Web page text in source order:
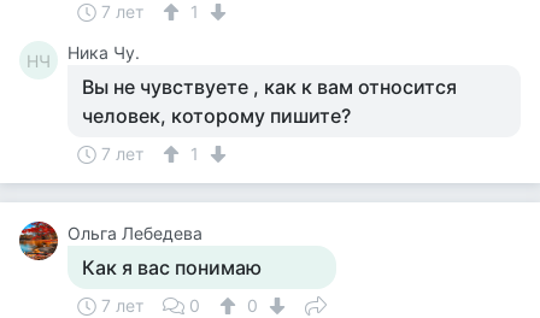
7 лет 1
НЧ Ника Чу.
Вы не чувствуете , как к вам относится
человек, которому пишите?
7 лет 1
Ольга Лебедева
Как я вас понимаю
7 лет 0 0